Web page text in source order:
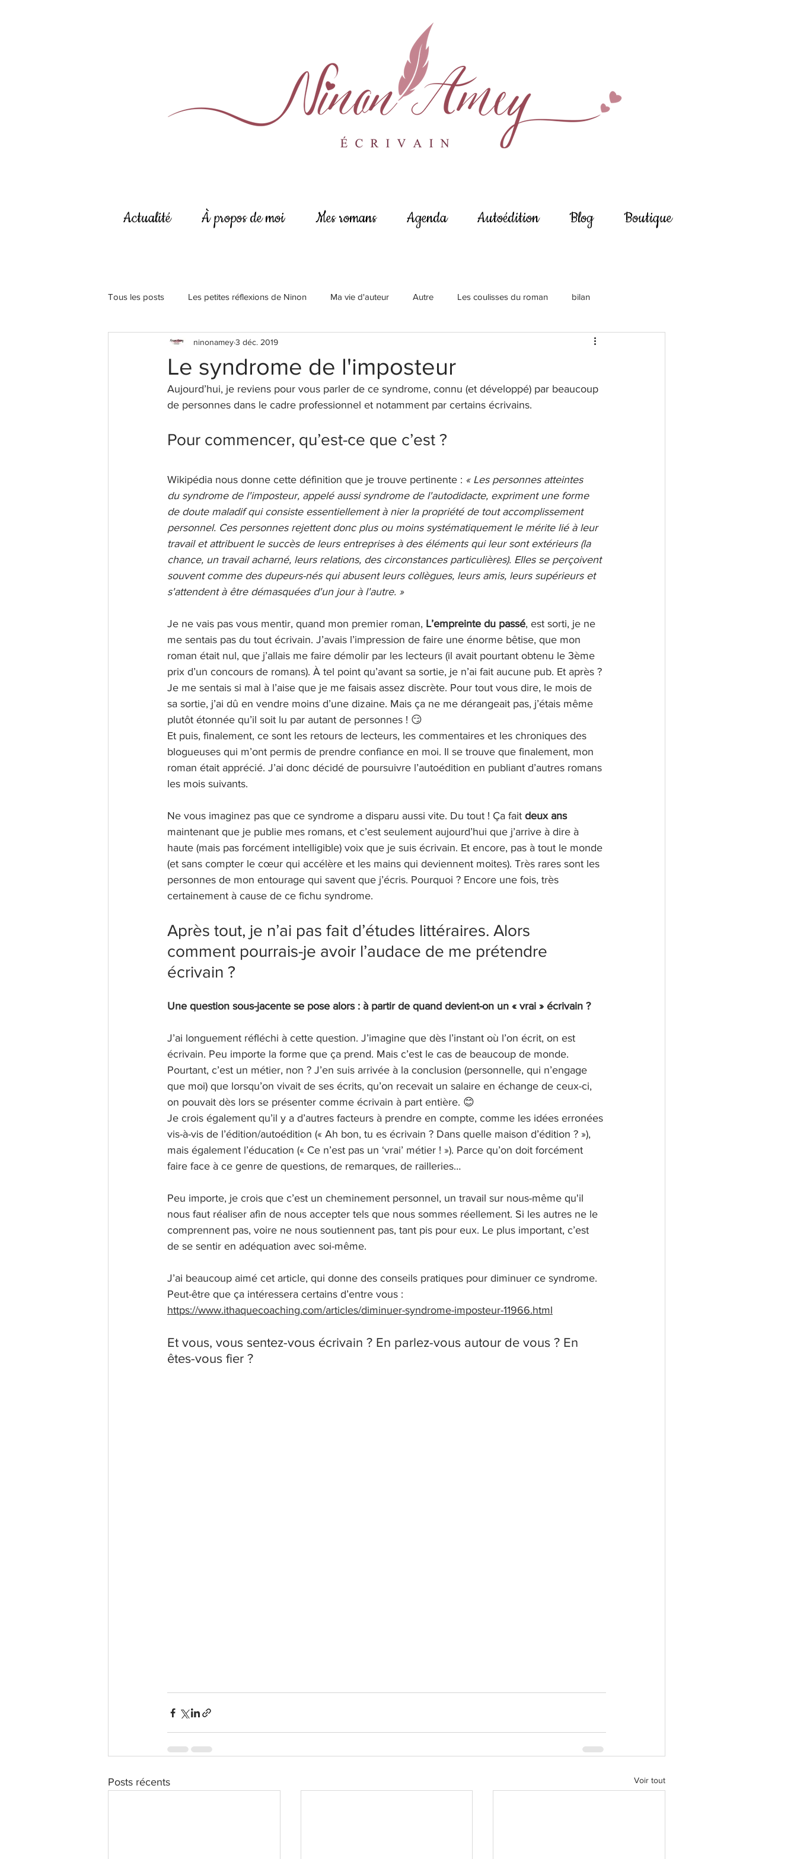
Actualité À propos de moi Mes romans Agenda Autoédition Blog Boutique
Tous les posts Les petites réflexions de Ninon Ma vie d'auteur Autre Les coulisses du roman bilan
Le syndrome de l'imposteur
ninonamey3 déc. 2019
Aujourd’hui, je reviens pour vous parler de ce syndrome, connu (et développé) par beaucoup
de personnes dans le cadre professionnel et notamment par certains écrivains.
Pour commencer, qu’est-ce que c’est ?
Wikipédia nous donne cette définition que je trouve pertinente : « Les personnes atteintes
du syndrome de l'imposteur, appelé aussi syndrome de l'autodidacte, expriment une forme
de doute maladif qui consiste essentiellement à nier la propriété de tout accomplissement
personnel. Ces personnes rejettent donc plus ou moins systématiquement le mérite lié à leur
travail et attribuent le succès de leurs entreprises à des éléments qui leur sont extérieurs (la
chance, un travail acharné, leurs relations, des circonstances particulières). Elles se perçoivent
souvent comme des dupeurs-nés qui abusent leurs collègues, leurs amis, leurs supérieurs et
s'attendent à être démasquées d'un jour à l'autre. »
Je ne vais pas vous mentir, quand mon premier roman, L’empreinte du passé, est sorti, je ne
me sentais pas du tout écrivain. J’avais l’impression de faire une énorme bêtise, que mon
roman était nul, que j’allais me faire démolir par les lecteurs (il avait pourtant obtenu le 3ème
prix d’un concours de romans). À tel point qu’avant sa sortie, je n’ai fait aucune pub. Et après ?
Je me sentais si mal à l’aise que je me faisais assez discrète. Pour tout vous dire, le mois de
sa sortie, j’ai dû en vendre moins d’une dizaine. Mais ça ne me dérangeait pas, j’étais même
plutôt étonnée qu’il soit lu par autant de personnes ! 😏
Et puis, finalement, ce sont les retours de lecteurs, les commentaires et les chroniques des
blogueuses qui m’ont permis de prendre confiance en moi. Il se trouve que finalement, mon
roman était apprécié. J’ai donc décidé de poursuivre l’autoédition en publiant d’autres romans
les mois suivants.
Ne vous imaginez pas que ce syndrome a disparu aussi vite. Du tout ! Ça fait deux ans
maintenant que je publie mes romans, et c’est seulement aujourd’hui que j’arrive à dire à
haute (mais pas forcément intelligible) voix que je suis écrivain. Et encore, pas à tout le monde
(et sans compter le cœur qui accélère et les mains qui deviennent moites). Très rares sont les
personnes de mon entourage qui savent que j’écris. Pourquoi ? Encore une fois, très
certainement à cause de ce fichu syndrome.
Après tout, je n’ai pas fait d’études littéraires. Alors
comment pourrais-je avoir l’audace de me prétendre
écrivain ?
Une question sous-jacente se pose alors : à partir de quand devient-on un « vrai » écrivain ?
J’ai longuement réfléchi à cette question. J’imagine que dès l’instant où l’on écrit, on est
écrivain. Peu importe la forme que ça prend. Mais c’est le cas de beaucoup de monde.
Pourtant, c’est un métier, non ? J’en suis arrivée à la conclusion (personnelle, qui n’engage
que moi) que lorsqu’on vivait de ses écrits, qu’on recevait un salaire en échange de ceux-ci,
on pouvait dès lors se présenter comme écrivain à part entière. 😊
Je crois également qu’il y a d’autres facteurs à prendre en compte, comme les idées erronées
vis-à-vis de l’édition/autoédition (« Ah bon, tu es écrivain ? Dans quelle maison d’édition ? »),
mais également l’éducation (« Ce n’est pas un ‘vrai’ métier ! »). Parce qu’on doit forcément
faire face à ce genre de questions, de remarques, de railleries…
Peu importe, je crois que c’est un cheminement personnel, un travail sur nous-même qu'il
nous faut réaliser afin de nous accepter tels que nous sommes réellement. Si les autres ne le
comprennent pas, voire ne nous soutiennent pas, tant pis pour eux. Le plus important, c’est
de se sentir en adéquation avec soi-même.
J’ai beaucoup aimé cet article, qui donne des conseils pratiques pour diminuer ce syndrome.
Peut-être que ça intéressera certains d’entre vous :
https://www.ithaquecoaching.com/articles/diminuer-syndrome-imposteur-11966.html
Et vous, vous sentez-vous écrivain ? En parlez-vous autour de vous ? En
êtes-vous fier ?
Posts récents Voir tout